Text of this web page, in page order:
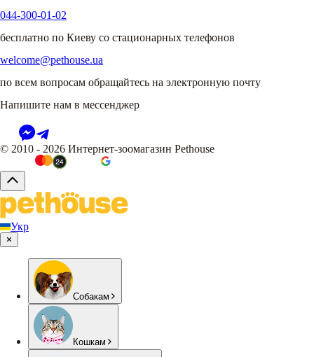
044-300-01-02
бесплатно по Киеву со стационарных телефонов
welcome@pethouse.ua
по всем вопросам обращайтесь на электронную почту
Напишите нам в мессенджер
© 2010 - 2026 Интернет-зоомагазин Pethouse
Укр
Собакам
Кошкам